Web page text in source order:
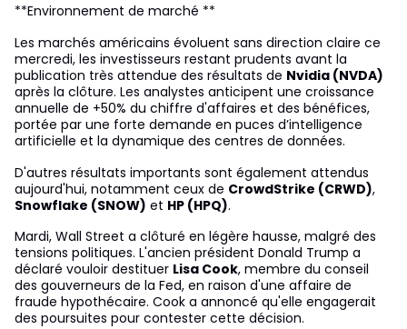
**Environnement de marché **
Les marchés américains évoluent sans direction claire ce
mercredi, les investisseurs restant prudents avant la
publication très attendue des résultats de Nvidia (NVDA)
après la clôture. Les analystes anticipent une croissance
annuelle de +50% du chiffre d'affaires et des bénéfices,
portée par une forte demande en puces d’intelligence
artificielle et la dynamique des centres de données.
D'autres résultats importants sont également attendus
aujourd'hui, notamment ceux de CrowdStrike (CRWD),
Snowflake (SNOW) et HP (HPQ).
Mardi, Wall Street a clôturé en légère hausse, malgré des
tensions politiques. L'ancien président Donald Trump a
déclaré vouloir destituer Lisa Cook, membre du conseil
des gouverneurs de la Fed, en raison d'une affaire de
fraude hypothécaire. Cook a annoncé qu'elle engagerait
des poursuites pour contester cette décision.